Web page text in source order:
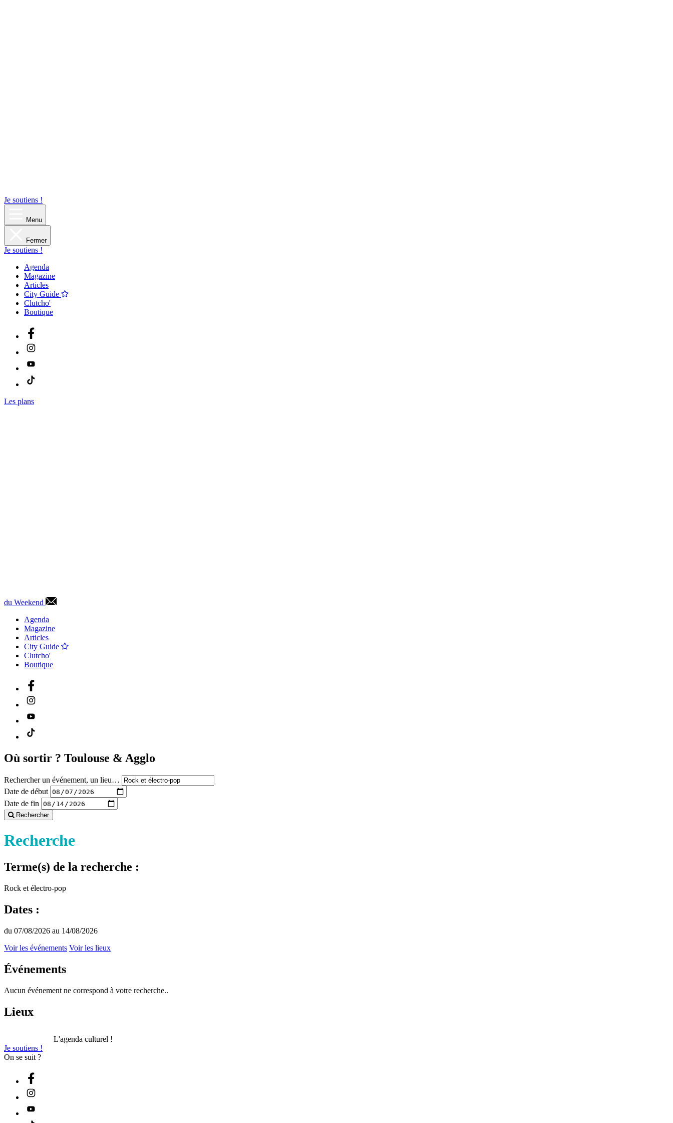
Je soutiens !
Menu
Fermer
Je soutiens !
Agenda
Magazine
Articles
City Guide
Clutcho'
Boutique
Les plans
du Weekend
Agenda
Magazine
Articles
City Guide
Clutcho'
Boutique
Où sortir ? Toulouse & Agglo
Rechercher un événement, un lieu…
Date de début
Date de fin
Rechercher
Recherche
Terme(s) de la recherche :
Rock et électro-pop
Dates :
du 07/08/2026 au 14/08/2026
Voir les événements Voir les lieux
Événements
Aucun événement ne correspond à votre recherche..
Lieux
L'agenda culturel !
Je soutiens !
On se suit ?